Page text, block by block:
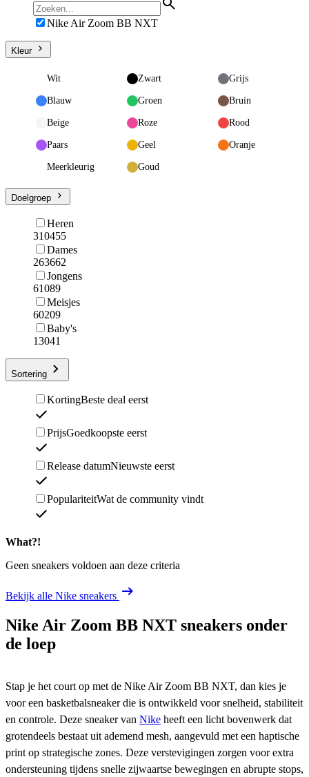
Nike Air Zoom BB NXT
Kleur
Wit Zwart Grijs
Blauw Groen Bruin
Beige Roze Rood
Paars Geel Oranje
Meerkleurig Goud
Doelgroep
Heren
310455
Dames
263662
Jongens
61089
Meisjes
60209
Baby's
13041
Sortering
KortingBeste deal eerst
PrijsGoedkoopste eerst
Release datumNieuwste eerst
PopulariteitWat de community vindt
What?!
Geen sneakers voldoen aan deze criteria
Bekijk alle Nike sneakers
Nike Air Zoom BB NXT sneakers onder
de loep
Stap je het court op met de Nike Air Zoom BB NXT, dan kies je
voor een basketbalsneaker die is ontwikkeld voor snelheid, stabiliteit
en controle. Deze sneaker van Nike heeft een licht bovenwerk dat
grotendeels bestaat uit ademend mesh, aangevuld met een haptische
print op strategische zones. Deze verstevigingen zorgen voor extra
ondersteuning tijdens snelle zijwaartse bewegingen en abrupte stops,